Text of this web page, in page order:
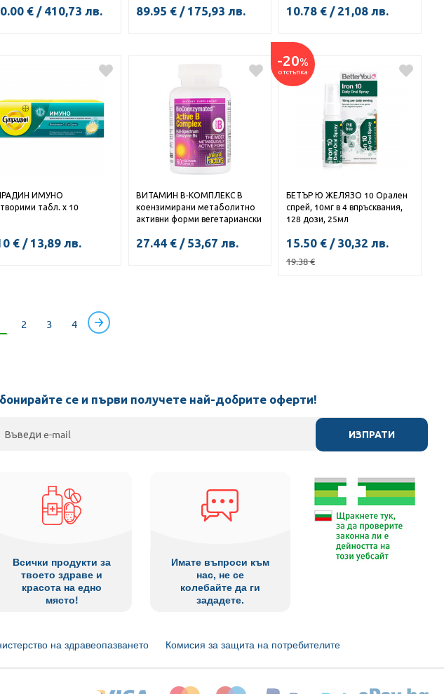
€ / 410,73 лв.
им капс х 90
89.95 € / 175,93 лв. 10.78 € / 21,08 лв.
ИМУНО
табл. х 10
€ / 13,89 лв.
ВИТАМИН В-КОМПЛЕКС В
коензимирани метаболитно
активни форми вегетариански
27.44 € / 53,67 лв.
-20%
отстъпка
БЕТЪР Ю ЖЕЛЯЗО 10 Орален
спрей, 10мг в 4 впръсквания,
128 дози, 25мл
15.50 € / 30,32 лв.
19.38€
2 3 4
се и първи получете най-добрите оферти!
ИЗПРАТИ
Всички продукти за
твоето здраве и
красота на едно
място!
Имате въпроси към
нас, не се
колебайте да ги
зададете.
на здравеопазването Комисия за защита на потребителите